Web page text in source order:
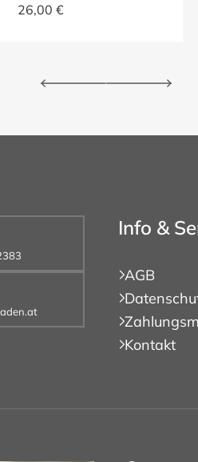
26,00 €
Info &
AGB
Kontakt